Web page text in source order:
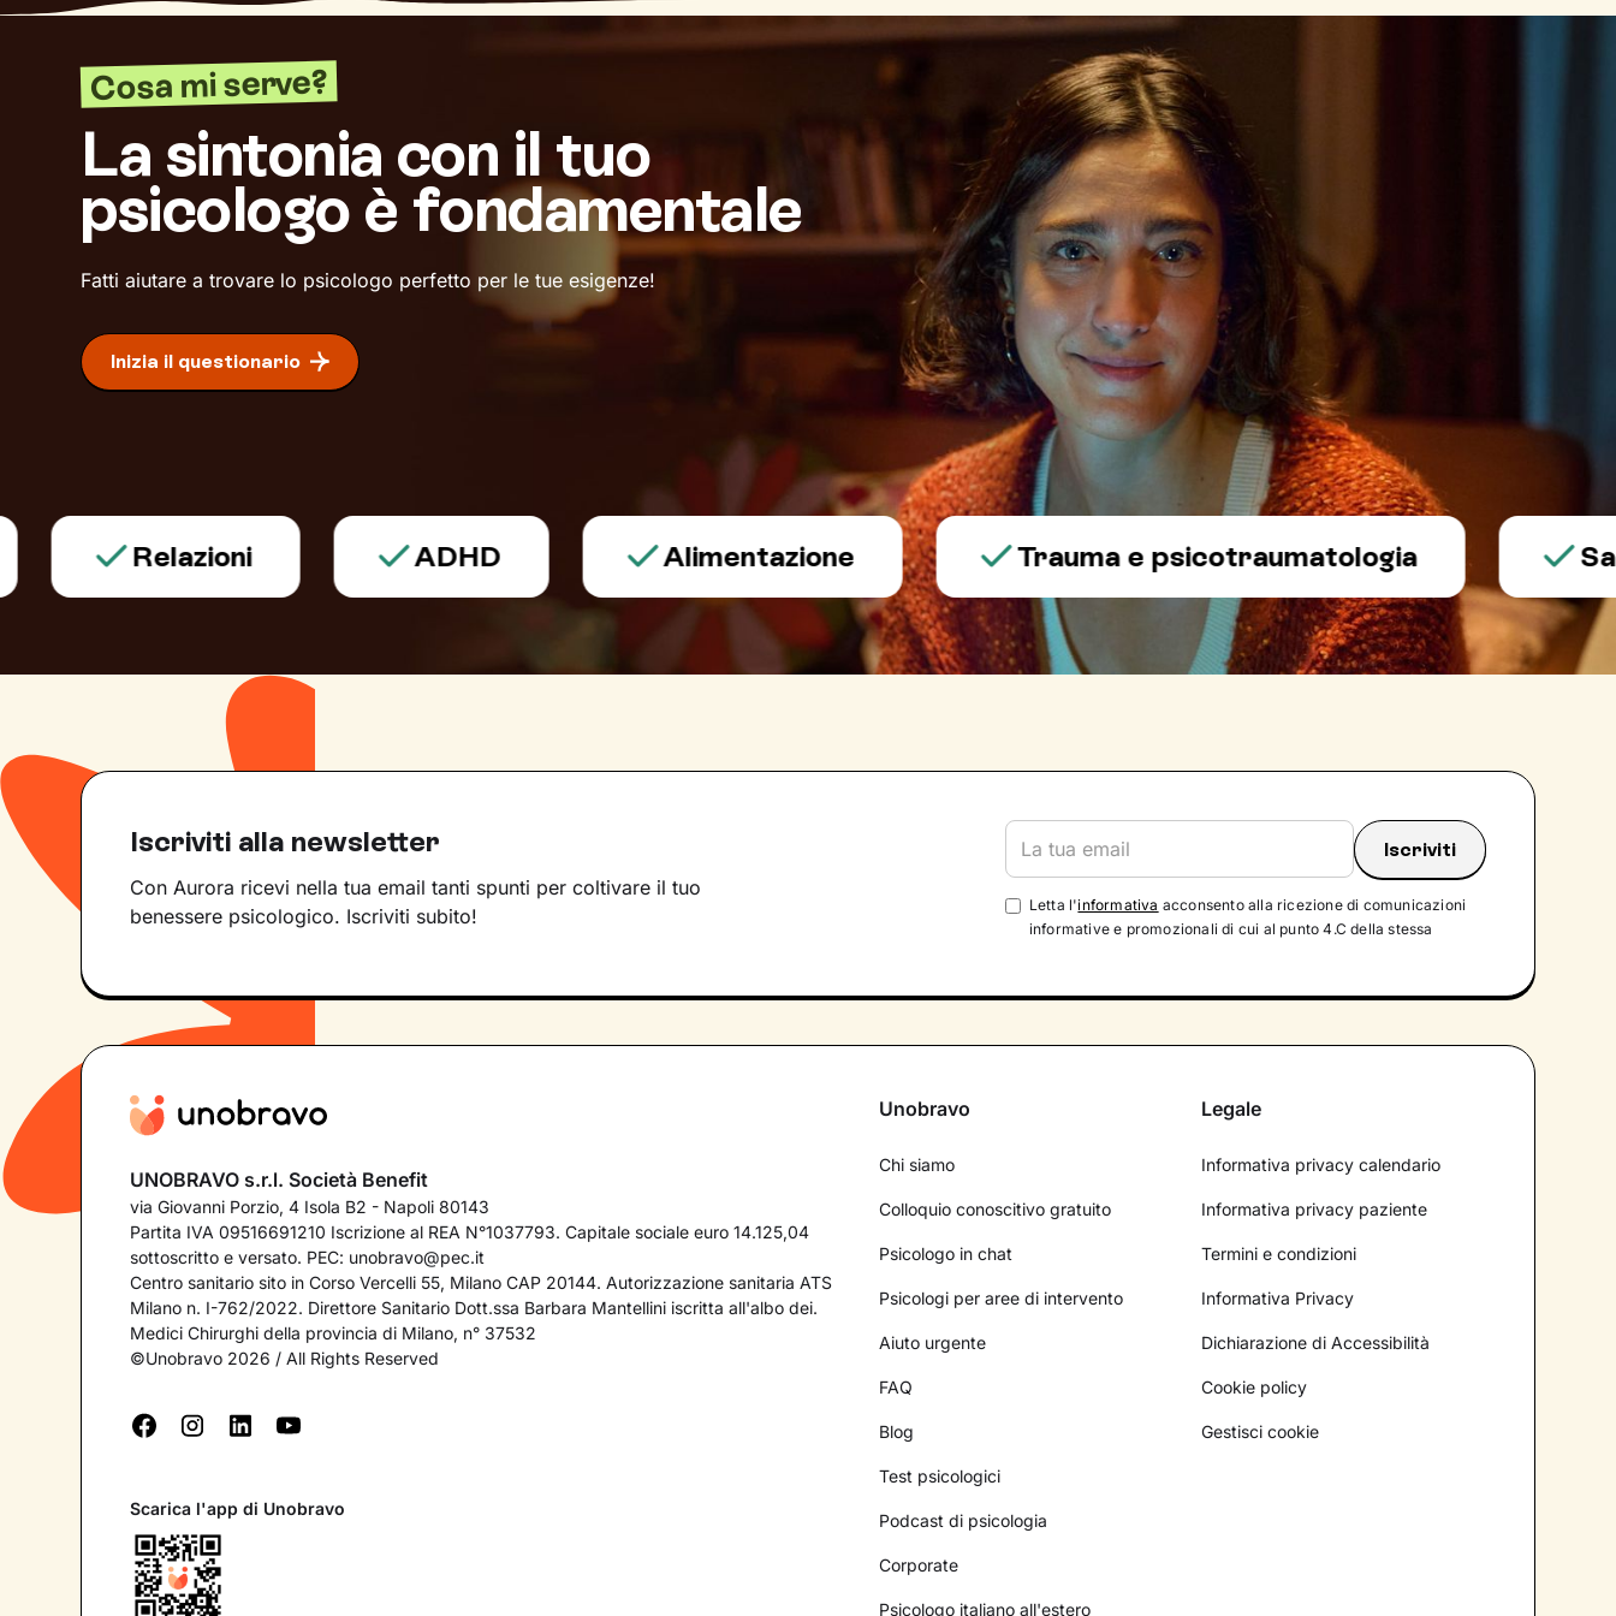
Cosa mi serve?
La sintonia con il tuo
psicologo è fondamentale
Fatti aiutare a trovare lo psicologo perfetto per le tue esigenze!
Inizia il questionario
Relazioni ADHD Alimentazione Trauma e psicotraumatologia Salute
Iscriviti alla newsletter
Con Aurora ricevi nella tua email tanti spunti per coltivare il tuo
benessere psicologico. Iscriviti subito!
Letta l'informativa acconsento alla ricezione di comunicazioni
informative e promozionali di cui al punto 4.C della stessa
UNOBRAVO s.r.l. Società Benefit
via Giovanni Porzio, 4 Isola B2 - Napoli 80143
Partita IVA 09516691210 Iscrizione al REA N°1037793. Capitale sociale euro 14.125,04
sottoscritto e versato. PEC: unobravo@pec.it
Centro sanitario sito in Corso Vercelli 55, Milano CAP 20144. Autorizzazione sanitaria ATS
Milano n. I-762/2022. Direttore Sanitario Dott.ssa Barbara Mantellini iscritta all'albo dei.
Medici Chirurghi della provincia di Milano, n° 37532
©Unobravo 2026 / All Rights Reserved
Scarica l'app di Unobravo
Unobravo
Chi siamo
Colloquio conoscitivo gratuito
Psicologo in chat
Psicologi per aree di intervento
Aiuto urgente
FAQ
Blog
Test psicologici
Podcast di psicologia
Corporate
Psicologo italiano all'estero
Legale
Informativa privacy calendario
Informativa privacy paziente
Termini e condizioni
Informativa Privacy
Dichiarazione di Accessibilità
Cookie policy
Gestisci cookie